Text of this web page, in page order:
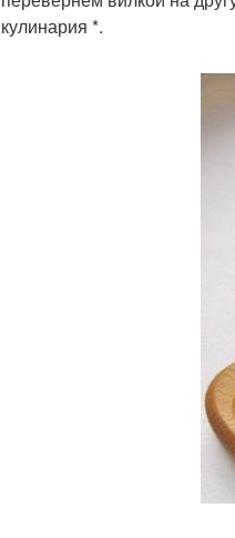
кулинария *.